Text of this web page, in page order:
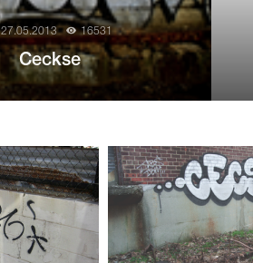
27.05.2013 16531
Ceckse